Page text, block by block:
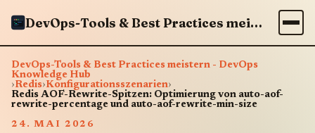
DevOps-Tools & Best Practices meistern - DevOps Knowledge Hub
DevOps-Tools & Best Practices meistern - DevOps
Knowledge Hub
›Redis›Konfigurationsszenarien›
Redis AOF-Rewrite-Spitzen: Optimierung von auto-aof-
rewrite-percentage und auto-aof-rewrite-min-size
24. MAI 2026